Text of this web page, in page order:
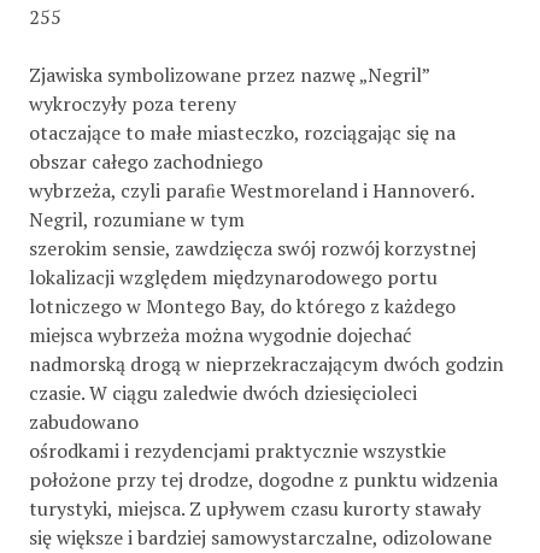
255
Zjawiska symbolizowane przez nazwę „Negril”
wykroczyły poza tereny
otaczające to małe miasteczko, rozciągając się na
obszar całego zachodniego
wybrzeża, czyli paraﬁe Westmoreland i Hannover6.
Negril, rozumiane w tym
szerokim sensie, zawdzięcza swój rozwój korzystnej
lokalizacji względem międzynarodowego portu
lotniczego w Montego Bay, do którego z każdego
miejsca wybrzeża można wygodnie dojechać
nadmorską drogą w nieprzekraczającym dwóch godzin
czasie. W ciągu zaledwie dwóch dziesięcioleci
zabudowano
ośrodkami i rezydencjami praktycznie wszystkie
położone przy tej drodze, dogodne z punktu widzenia
turystyki, miejsca. Z upływem czasu kurorty stawały
się większe i bardziej samowystarczalne, odizolowane